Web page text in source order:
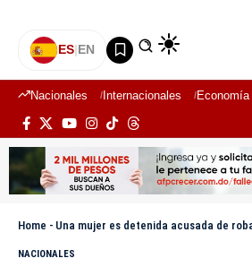
ES|EN
Nacionales Internacionales Economía
Home - Una mujer es detenida acusada de robar una
NACIONALES